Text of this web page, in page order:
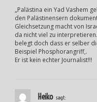
„Palästina ein Yad Vashem
den Palästinensern
Gleichsetzung macht von
da nicht viel zu
belegt doch dass er selber
Beispiel Phosphorangriff,.
Er ist kein echter Journalist!!!
Heiko sagt: